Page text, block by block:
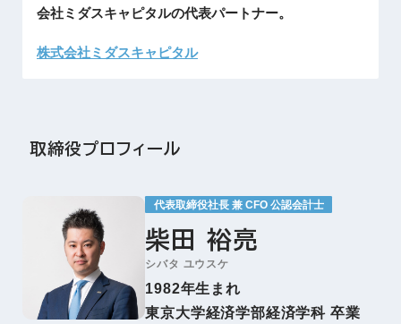
会社ミダスキャピタルの代表パートナー。
株式会社ミダスキャピタル
取締役プロフィール
代表取締役社長 兼 CFO 公認会計士
柴田 裕亮
シバタ ユウスケ
1982年生まれ
東京大学経済学部経済学科 卒業